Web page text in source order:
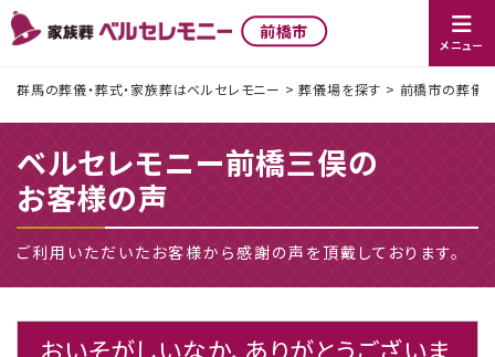
前橋市
メニュー
群馬の葬儀・葬式・家族葬はベルセレモニー >葬儀場を探す > 前橋市の葬儀
ベルセレモニー前橋三俣の
お客様の声
ご利用いただいたお客様から感謝の声を頂戴しております。
おいそがしいなか、ありがとうございま